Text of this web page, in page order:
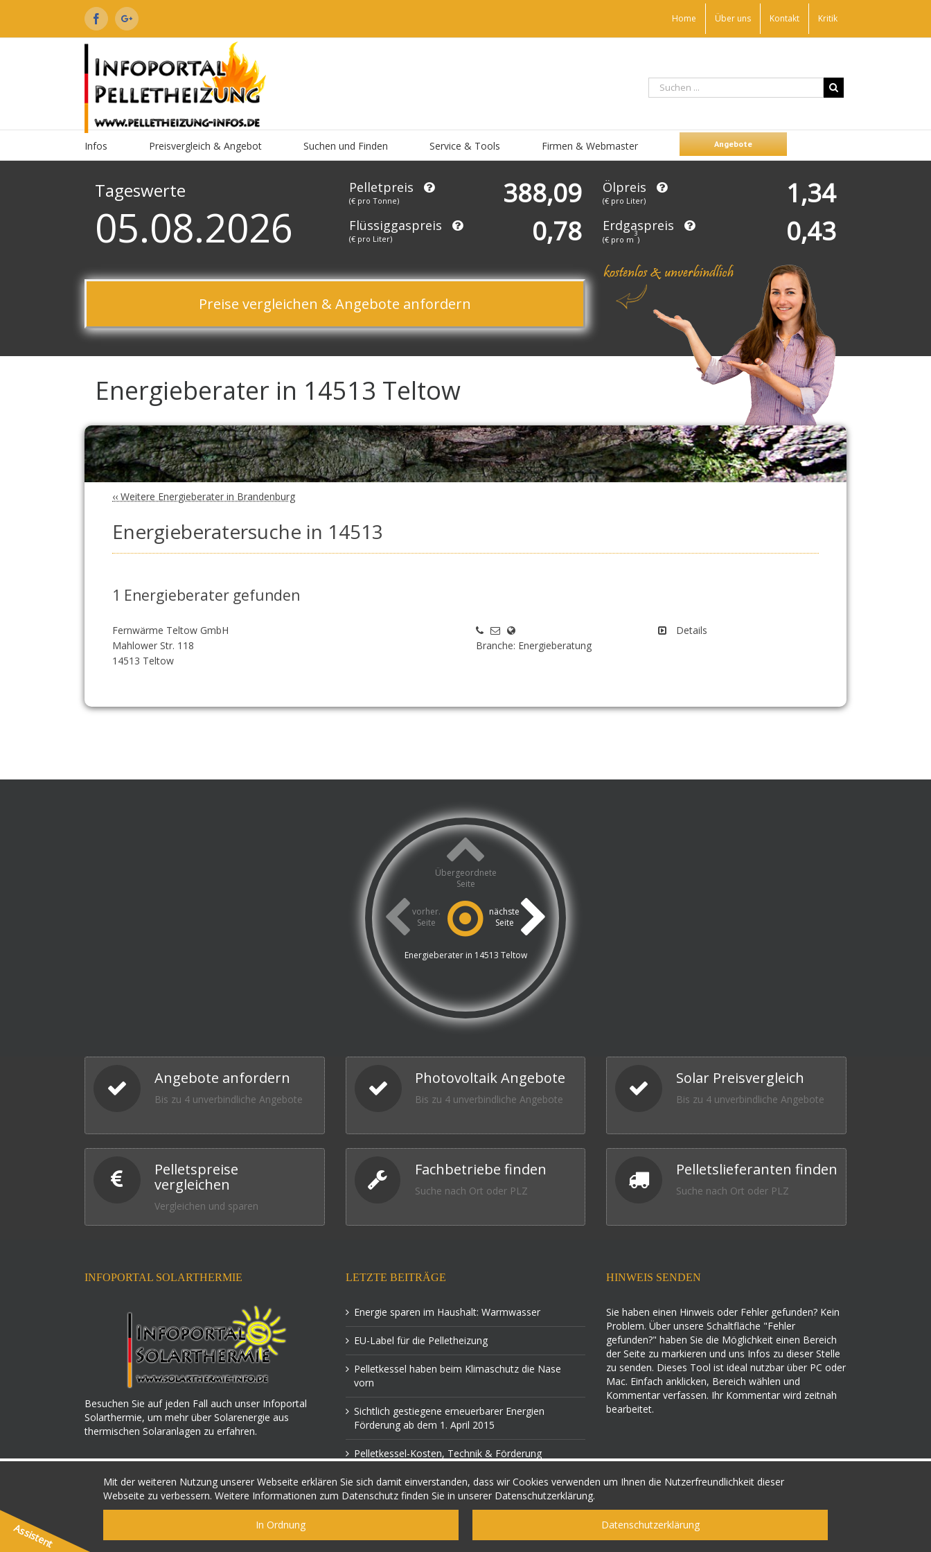
FacebookGoogle+ Home Über uns Kontakt Kritik
Infos Preisvergleich & Angebot Suchen und Finden Service & Tools Firmen & Webmaster Angebote
Tageswerte
05.08.2026
Pelletpreis
(€ pro Tonne) 388,09 Ölpreis
(€ pro Liter) 1,34
Flüssiggaspreis
(€ pro Liter) 0,78 Erdgaspreis
(€ pro m
3
) 0,43
Preise vergleichen & Angebote anfordern
Energieberater in 14513 Teltow
‹‹ Weitere Energieberater in Brandenburg
Energieberatersuche in 14513
1 Energieberater gefunden
Fernwärme Teltow GmbH
Mahlower Str. 118
14513 Teltow
Details
Branche: Energieberatung
Übergeordnete
Seite
vorher.
Seite
nächste
Seite
Energieberater in 14513 Teltow
Angebote anfordern
Bis zu 4 unverbindliche Angebote
Photovoltaik Angebote
Bis zu 4 unverbindliche Angebote
Solar Preisvergleich
Bis zu 4 unverbindliche Angebote
Pelletspreise
vergleichen
Vergleichen und sparen
Fachbetriebe finden
Suche nach Ort oder PLZ
Pelletslieferanten finden
Suche nach Ort oder PLZ
INFOPORTAL SOLARTHERMIE
Besuchen Sie auf jeden Fall auch unser Infoportal
Solarthermie, um mehr über Solarenergie aus
thermischen Solaranlagen zu erfahren.
LETZTE BEITRÄGE
Energie sparen im Haushalt: Warmwasser
EU-Label für die Pelletheizung
Pelletkessel haben beim Klimaschutz die Nase
vorn
Sichtlich gestiegene erneuerbarer Energien
Förderung ab dem 1. April 2015
Pelletkessel-Kosten, Technik & Förderung
HINWEIS SENDEN
Sie haben einen Hinweis oder Fehler gefunden? Kein
Problem. Über unsere Schaltfläche "Fehler
gefunden?" haben Sie die Möglichkeit einen Bereich
der Seite zu markieren und uns Infos zu dieser Stelle
zu senden. Dieses Tool ist ideal nutzbar über PC oder
Mac. Einfach anklicken, Bereich wählen und
Kommentar verfassen. Ihr Kommentar wird zeitnah
bearbeitet.
Assistent
Mit der weiteren Nutzung unserer Webseite erklären Sie sich damit einverstanden, dass wir Cookies verwenden um Ihnen die Nutzerfreundlichkeit dieser
Webseite zu verbessern. Weitere Informationen zum Datenschutz finden Sie in unserer Datenschutzerklärung.
In Ordnung Datenschutzerklärung